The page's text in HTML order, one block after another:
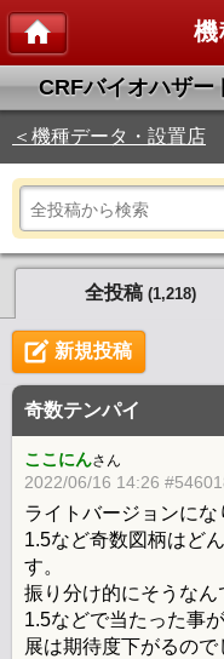
機
CRFバイオハザー
＜機種データ・設置店
全投稿 (1,218)
新規投稿
奇数テンパイ
ここにんさん
2022/06/16 14:26
ライトバージョンにな
1.5など奇数図柄はど
す。
振り分け的にそうなん
1.5などで当たった事
展は期待度下がるので